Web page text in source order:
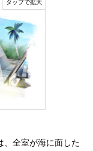
全室が海に面した